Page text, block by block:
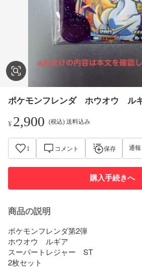
ポケモンフレンダ ホウオウ ル
¥2,900 (税込) 送料込み
1 コメント 保存 通報
購入手続きへ
商品の説明
ポケモンフレンダ第2弾
ホウオウ　ルギア
スーパートレジャー　ST
2枚セット